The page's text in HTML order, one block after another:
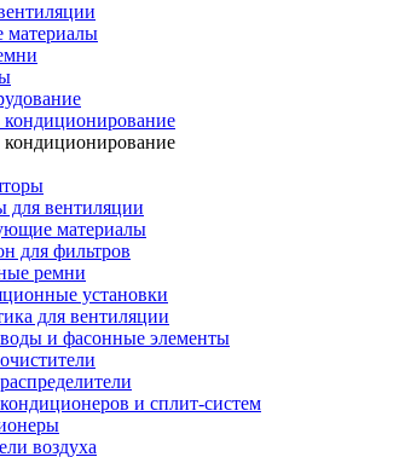
для вентиляции
материалы
для фильтров
ремни
установки
для вентиляции
и фасонные элементы
и сплит-систем
воздуха